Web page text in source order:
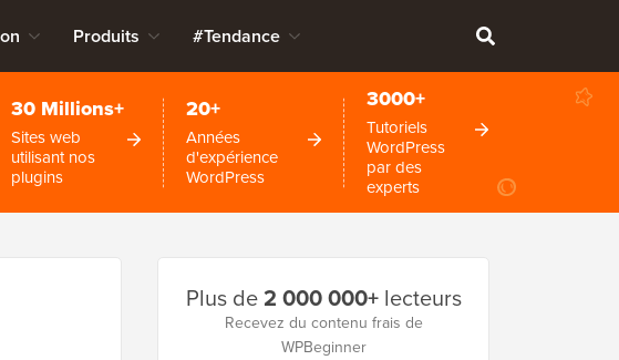
Produits #Tendance
30 Millions+
Sites web
utilisant nos
plugins
20+
Années
d'expérience
WordPress
3000+
Tutoriels
WordPress
par des
experts
latérale
Plus de2 000 000+lecteurs
Recevez du contenu frais de
WPBeginner